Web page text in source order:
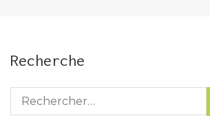
Recherche
Rechercher :